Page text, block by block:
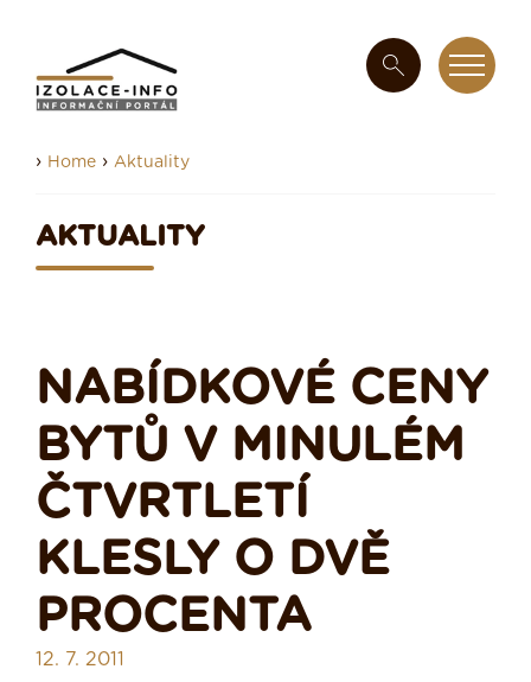
› Home › Aktuality
AKTUALITY
NABÍDKOVÉ CENY
BYTŮ V MINULÉM
ČTVRTLETÍ
KLESLY O DVĚ
PROCENTA
12. 7. 2011